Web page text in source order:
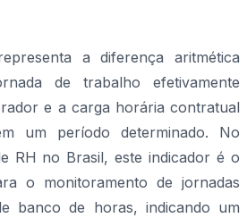
a diferença aritmética
de trabalho efetivamente
e a carga horária contratual
um período determinado. No
RH no Brasil, este indicador é o
o monitoramento de jornadas
banco de horas, indicando um